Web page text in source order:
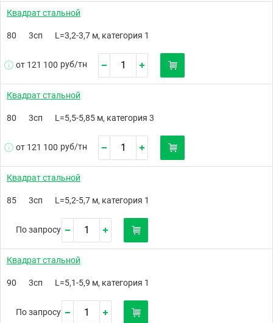
Квадрат стальной
80 3сп L=3,2-3,7 м, категория 1
от 121 100 руб/тн
Квадрат стальной
80 3сп L=5,5-5,85 м, категория 3
от 121 100 руб/тн
Квадрат стальной
85 3сп L=5,2-5,7 м, категория 1
По запросу
Квадрат стальной
90 3сп L=5,1-5,9 м, категория 1
По запросу